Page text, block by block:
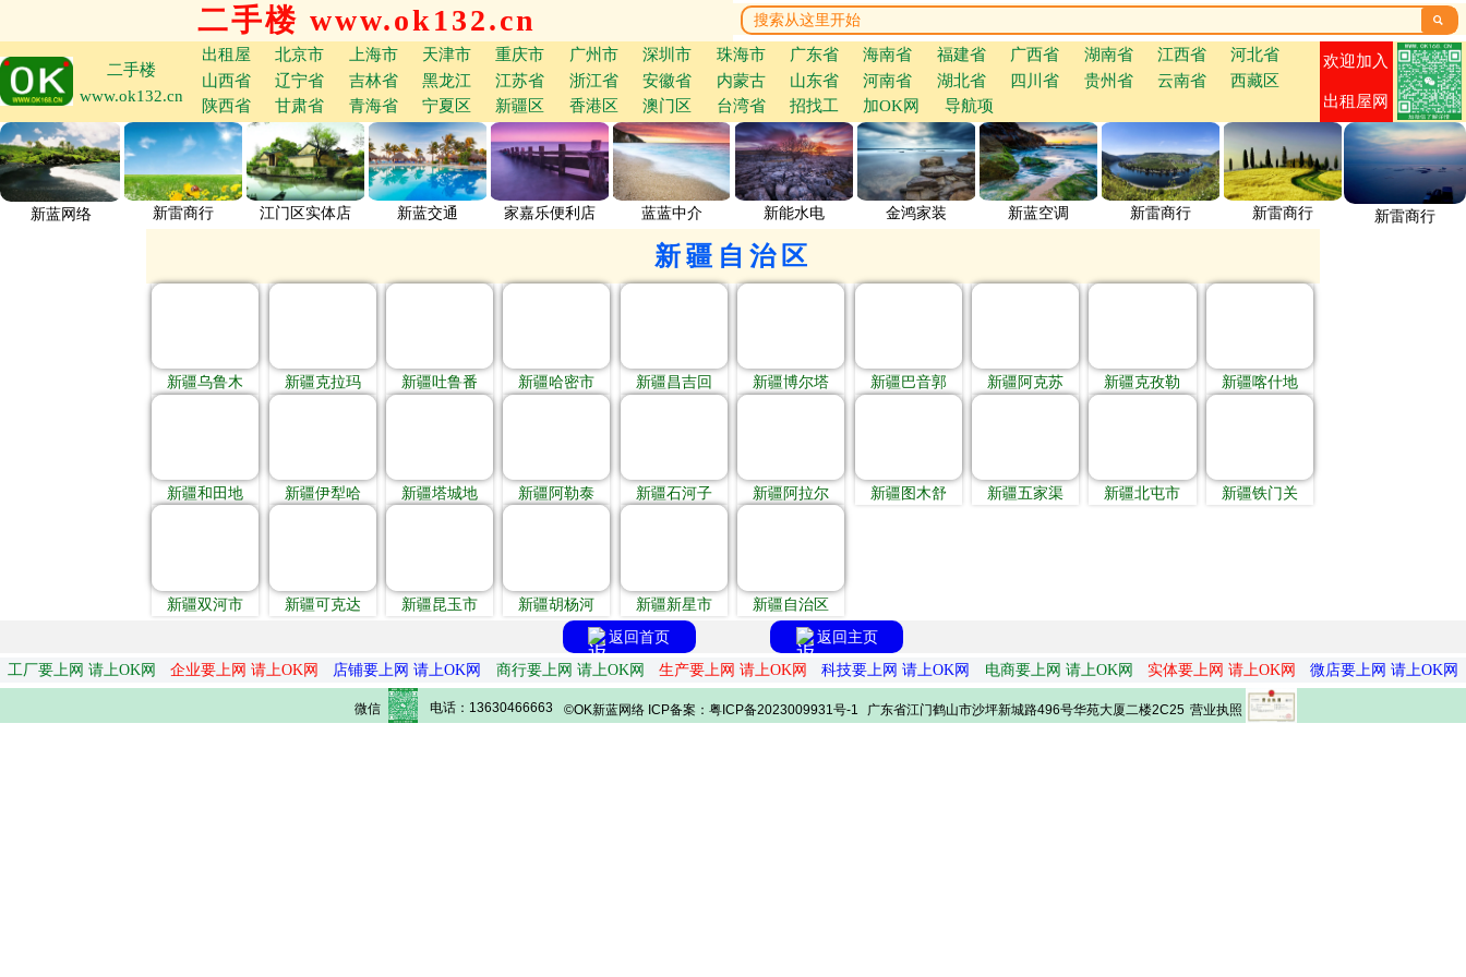
二手楼 www.ok132.cn 
二手楼
www.ok132.cn
出租屋 北京市 上海市 天津市 重庆市 广州市 深圳市 珠海市 广东省 海南省 福建省 广西省 湖南省 江西省
河北省
山西省
辽宁省 吉林省 黑龙江 江苏省 浙江省 安徽省 内蒙古 山东省 河南省 湖北省 四川省 贵州省 云南省
西藏区
陕西省
甘肃省 青海省 宁夏区 新疆区 香港区 澳门区 台湾省 招找工 加OK网 导航项
欢迎加入
出租屋网
新蓝网络 新雷商行 江门区实体店 新蓝交通 家嘉乐便利店 蓝蓝中介 新能水电 金鸿家装 新蓝空调 新雷商行 新雷商行 新雷商行
新疆自治区
新疆乌鲁木 新疆克拉玛 新疆吐鲁番 新疆哈密市 新疆昌吉回 新疆博尔塔 新疆巴音郭 新疆阿克苏 新疆克孜勒 新疆喀什地
新疆和田地 新疆伊犁哈 新疆塔城地 新疆阿勒泰 新疆石河子 新疆阿拉尔 新疆图木舒 新疆五家渠 新疆北屯市 新疆铁门关
新疆双河市 新疆可克达 新疆昆玉市 新疆胡杨河 新疆新星市
新疆自治区
返回首页
返回主页
工厂要上网 请上OK网
企业要上网 请上OK网 店铺要上网 请上OK网 商行要上网 请上OK网 生产要上网 请上OK网 科技要上网 请上OK网 电商要上网 请上OK网 实体要上网 请上OK网 微店要上网 请上OK网
微信 电话：13630466663 ©OK新蓝网络 ICP备案：粤ICP备2023009931号-1 广东省江门鹤山市沙坪新城路496号华苑大厦二楼2C25 营业执照